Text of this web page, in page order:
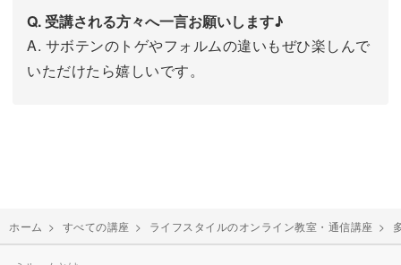
Q. 受講される方々へ一言お願いします♪
A. サボテンのトゲやフォルムの違いもぜひ楽しんで
いただけたら嬉しいです。
ホーム > すべての講座 > ライフスタイルのオンライン教室・通信講座 >